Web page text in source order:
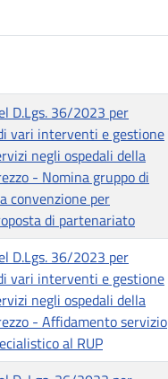
D.Lgs. 36/2023 per
vari interventi e gestione
negli ospedali della
- Nomina gruppo di
convenzione per
di partenariato
D.Lgs. 36/2023 per
vari interventi e gestione
negli ospedali della
- Affidamento servizio
al RUP